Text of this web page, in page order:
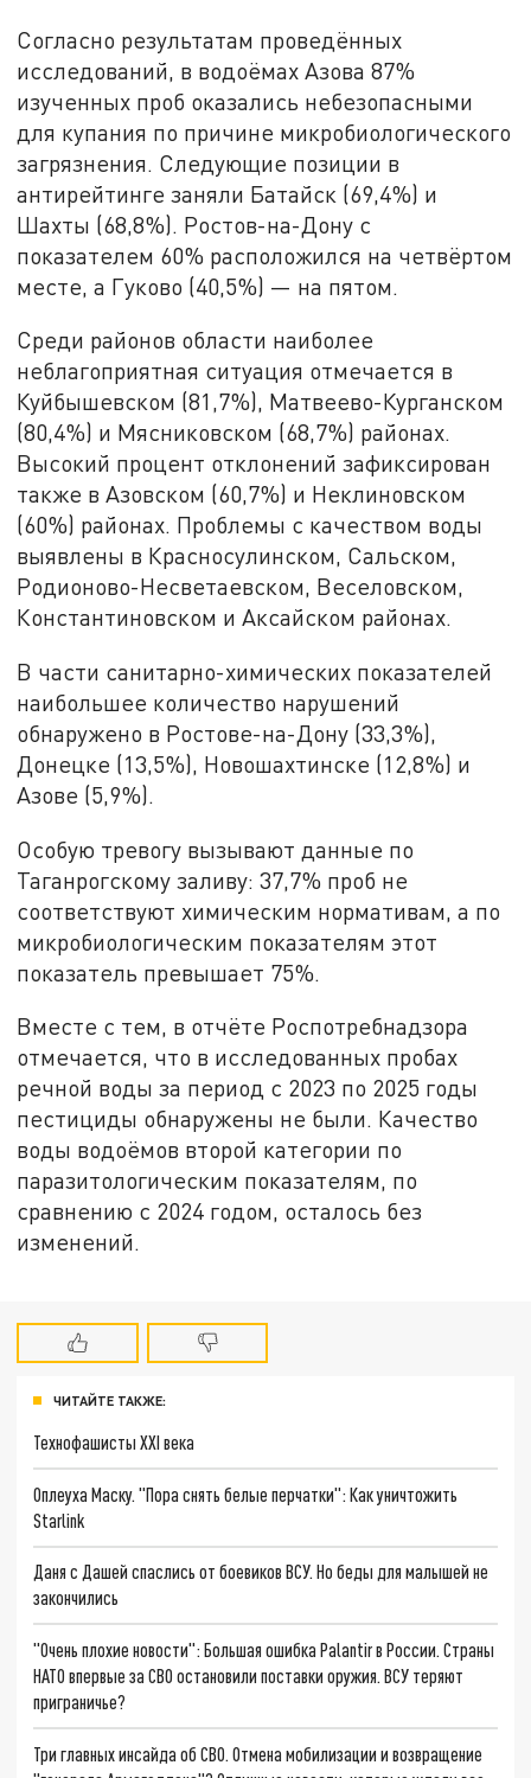
Согласно результатам проведённых
исследований, в водоёмах Азова 87%
изученных проб оказались небезопасными
для купания по причине микробиологического
загрязнения. Следующие позиции в
антирейтинге заняли Батайск (69,4%) и
Шахты (68,8%). Ростов-на-Дону с
показателем 60% расположился на четвёртом
месте, а Гуково (40,5%) — на пятом.
Среди районов области наиболее
неблагоприятная ситуация отмечается в
Куйбышевском (81,7%), Матвеево-Курганском
(80,4%) и Мясниковском (68,7%) районах.
Высокий процент отклонений зафиксирован
также в Азовском (60,7%) и Неклиновском
(60%) районах. Проблемы с качеством воды
выявлены в Красносулинском, Сальском,
Родионово-Несветаевском, Веселовском,
Константиновском и Аксайском районах.
В части санитарно-химических показателей
наибольшее количество нарушений
обнаружено в Ростове-на-Дону (33,3%),
Донецке (13,5%), Новошахтинске (12,8%) и
Азове (5,9%).
Особую тревогу вызывают данные по
Таганрогскому заливу: 37,7% проб не
соответствуют химическим нормативам, а по
микробиологическим показателям этот
показатель превышает 75%.
Вместе с тем, в отчёте Роспотребнадзора
отмечается, что в исследованных пробах
речной воды за период с 2023 по 2025 годы
пестициды обнаружены не были. Качество
воды водоёмов второй категории по
паразитологическим показателям, по
сравнению с 2024 годом, осталось без
изменений.
ЧИТАЙТЕ ТАКЖЕ:
Технофашисты XXI века
Оплеуха Маску. "Пора снять белые перчатки": Как уничтожить
Starlink
Даня с Дашей спаслись от боевиков ВСУ. Но беды для малышей не
закончились
"Очень плохие новости": Большая ошибка Palantir в России. Страны
НАТО впервые за СВО остановили поставки оружия. ВСУ теряют
приграничье?
Три главных инсайда об СВО. Отмена мобилизации и возвращение